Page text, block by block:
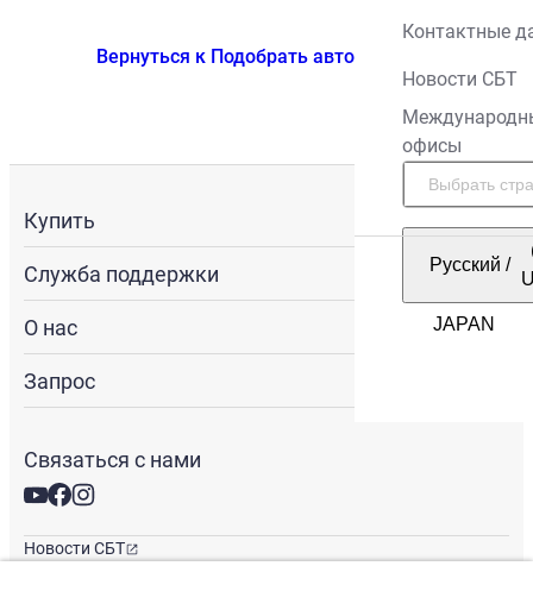
Контактные
Новости СБТ
офисы
Русский /
Вернуться к Подобрать автомобиль
Купить
Служба поддержки
О нас
Запрос
Связаться с нами
Новости СБТ